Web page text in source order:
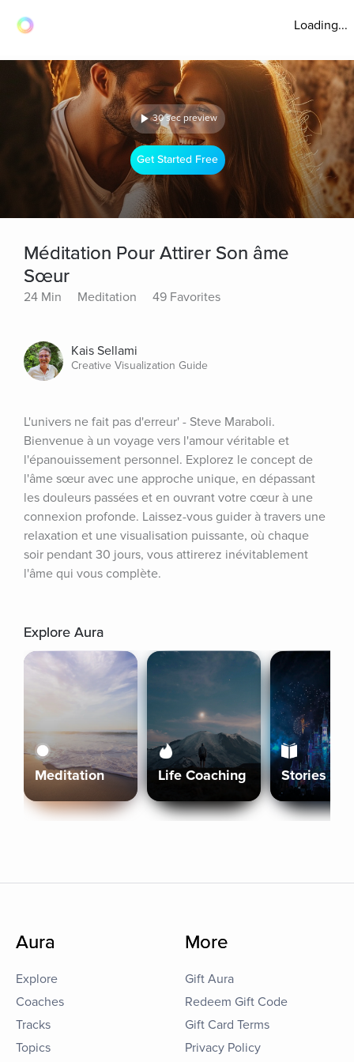
Loading...
30 sec preview
Get Started Free
Méditation Pour Attirer Son âme
Sœur
24 Min Meditation 49 Favorites
Kais Sellami
Creative Visualization Guide
L'univers ne fait pas d'erreur' - Steve Maraboli.
Bienvenue à un voyage vers l'amour véritable et
l'épanouissement personnel. Explorez le concept de
l'âme sœur avec une approche unique, en dépassant
les douleurs passées et en ouvrant votre cœur à une
connexion profonde. Laissez-vous guider à travers une
relaxation et une visualisation puissante, où chaque
soir pendant 30 jours, vous attirerez inévitablement
l'âme qui vous complète.
Explore Aura
Meditation Life Coaching Stories
Aura
Explore
Coaches
Tracks
Topics
More
Gift Aura
Redeem Gift Code
Gift Card Terms
Privacy Policy